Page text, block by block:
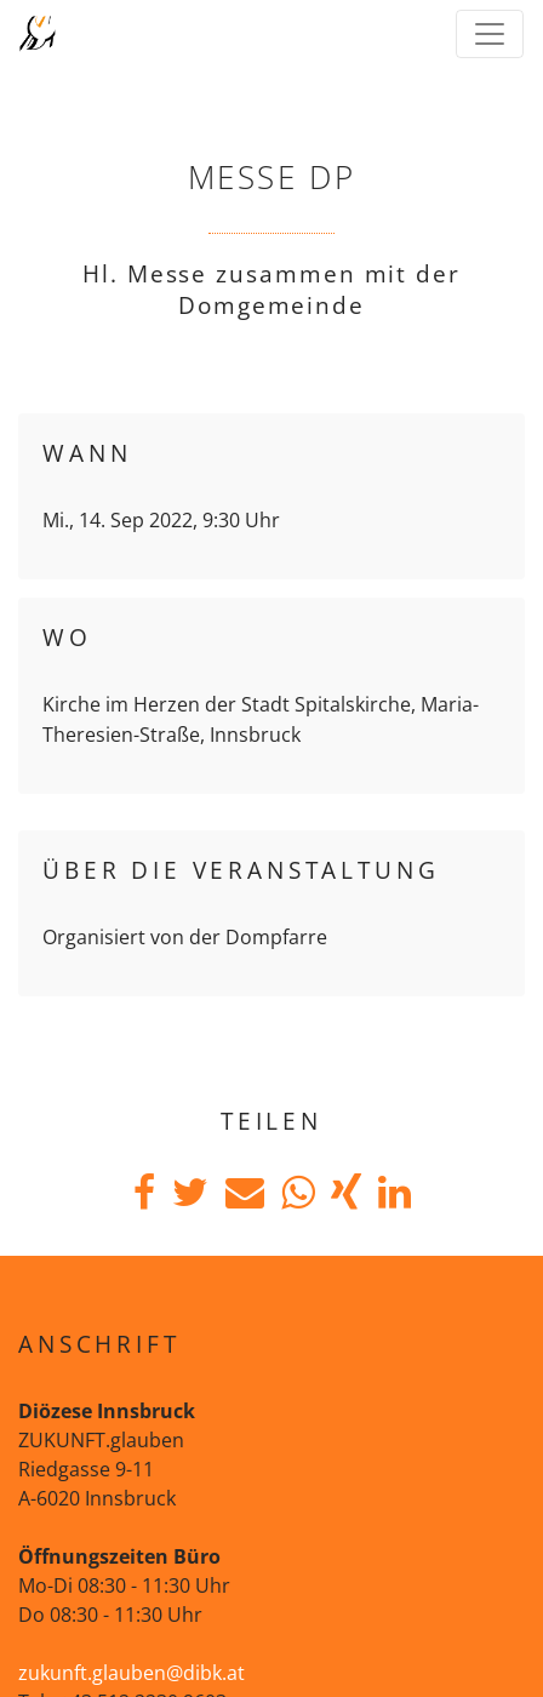
MESSE DP
Hl. Messe zusammen mit der
Domgemeinde
WANN
Mi., 14. Sep 2022, 9:30 Uhr
WO
Kirche im Herzen der Stadt Spitalskirche, Maria-
Theresien-Straße, Innsbruck
ÜBER DIE VERANSTALTUNG
Organisiert von der Dompfarre
TEILEN
ANSCHRIFT
Diözese Innsbruck
ZUKUNFT.glauben
Riedgasse 9-11
A-6020 Innsbruck
Öffnungszeiten Büro
Mo-Di 08:30 - 11:30 Uhr
Do 08:30 - 11:30 Uhr
zukunft.glauben@dibk.at